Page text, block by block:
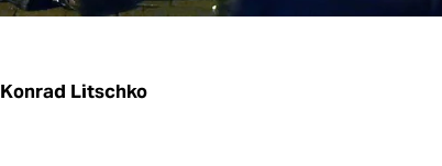
Konrad Litschko